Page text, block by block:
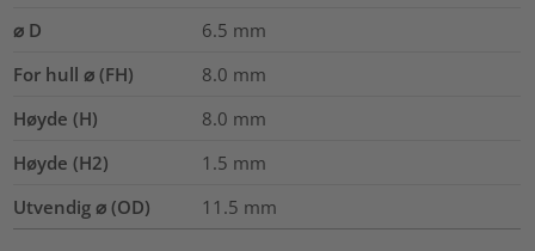
⌀ D 6.5 mm
For hull ⌀ (FH)
8.0 mm
Høyde (H)
8.0 mm
Høyde (H2)
1.5 mm
Utvendig ⌀ (OD)
11.5 mm